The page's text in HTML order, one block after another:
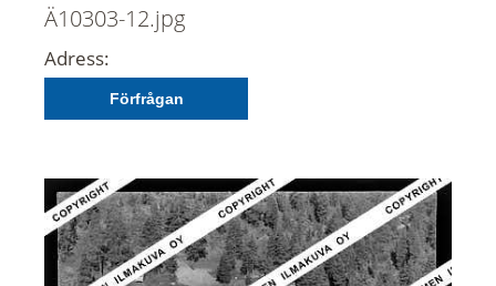
Ä10303-12.jpg
Adress:
Förfrågan